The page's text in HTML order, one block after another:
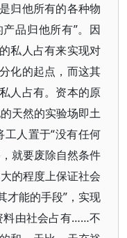
归他所有的各种物
品归他所有”。因
私人占有来实现对
化的起点，而这其
人占有。资本的原
天然的实验场即土
人置于“没有任何
就要废除自然条件
的程度上保证社会
才能的手段”，实现
料由社会占有……不